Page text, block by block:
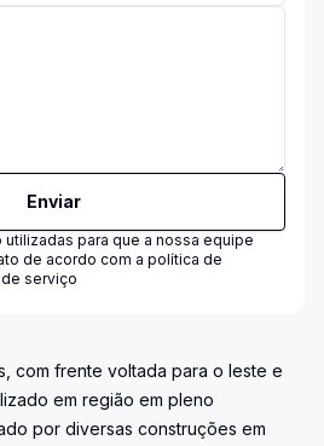
Enviar
para que a nossa equipe
de acordo com a política de
serviço
com frente voltada para o leste e
em região em pleno
por diversas construções em